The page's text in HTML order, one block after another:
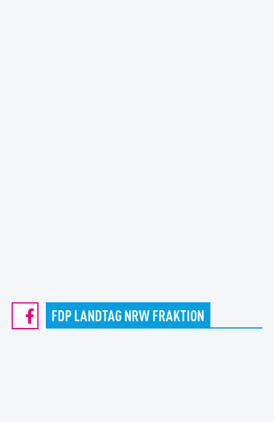
FDP LANDTAG NRW FRAKTION